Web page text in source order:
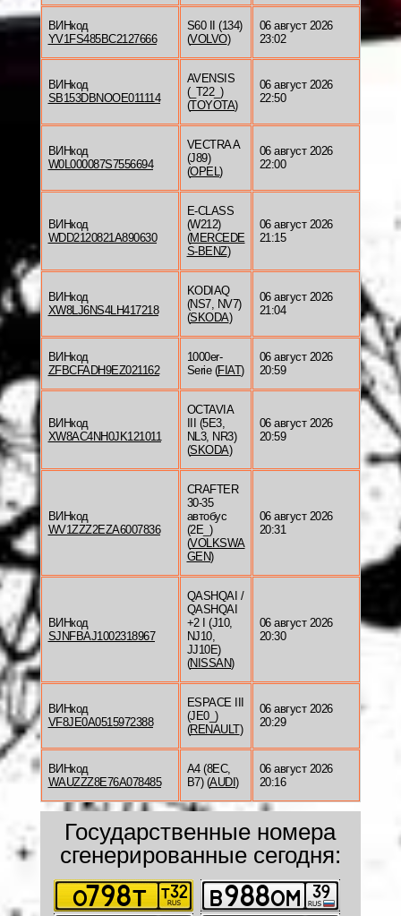
ВИНкод
YV1FS485BC2127666
S60 II (134)
(VOLVO)
06 август 2026
23:02
ВИНкод
SB153DBNOOE011114
AVENSIS
(_T22_)
(TOYOTA)
06 август 2026
22:50
ВИНкод
W0L000087S7556694
VECTRA A
(J89)
(OPEL)
06 август 2026
22:00
ВИНкод
WDD2120821A890630
E-CLASS
(W212)
(MERCEDE
S-BENZ)
06 август 2026
21:15
ВИНкод
XW8LJ6NS4LH417218
KODIAQ
(NS7, NV7)
(SKODA)
06 август 2026
21:04
ВИНкод
ZFBCFADH9EZ021162
1000er-
Serie (FIAT)
06 август 2026
20:59
ВИНкод
XW8AC4NH0JK121011
OCTAVIA
III (5E3,
NL3, NR3)
(SKODA)
06 август 2026
20:59
ВИНкод
WV1ZZZ2EZA6007836
CRAFTER
30-35
автобус
(2E_)
(VOLKSWA
GEN)
06 август 2026
20:31
ВИНкод
SJNFBAJ1002318967
QASHQAI /
QASHQAI
+2 I (J10,
NJ10,
JJ10E)
(NISSAN)
06 август 2026
20:30
ВИНкод
VF8JE0A0515972388
ESPACE III
(JE0_)
(RENAULT)
06 август 2026
20:29
ВИНкод
WAUZZZ8E76A078485
A4 (8EC,
B7) (AUDI )
06 август 2026
20:16
Государственные номера
сгенерированные сегодня: